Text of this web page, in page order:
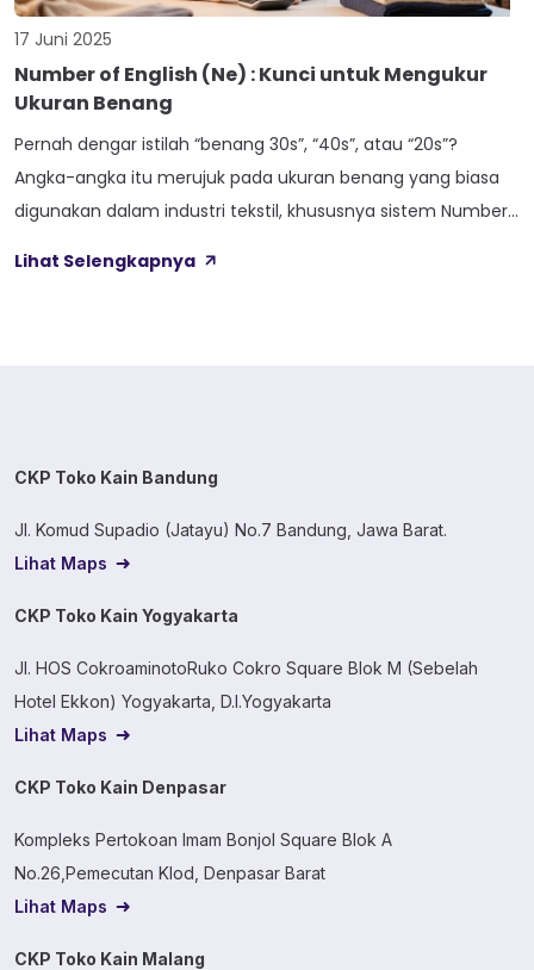
17 Juni 2025
Number of English (Ne) : Kunci untuk Mengukur
Ukuran Benang
Pernah dengar istilah “benang 30s”, “40s”, atau “20s”?
Angka-angka itu merujuk pada ukuran benang yang biasa
digunakan dalam industri tekstil, khususnya sistem Number
tahukah kamu bagaimana cara menghitung angka NE ini,
Lihat Selengkapnya
CKP Toko Kain Bandung
Jl. Komud Supadio (Jatayu) No.7 Bandung, Jawa Barat.
Lihat Maps
CKP Toko Kain Yogyakarta
Jl. HOS CokroaminotoRuko Cokro Square Blok M (Sebelah
Hotel Ekkon) Yogyakarta, D.I.Yogyakarta
Lihat Maps
CKP Toko Kain Denpasar
Kompleks Pertokoan Imam Bonjol Square Blok A
No.26,Pemecutan Klod, Denpasar Barat
Lihat Maps
CKP Toko Kain Malang